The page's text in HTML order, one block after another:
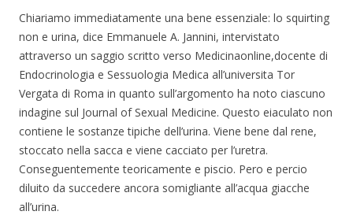
Chiariamo immediatamente una bene essenziale: lo squirting
non e urina, dice Emmanuele A. Jannini, intervistato
attraverso un saggio scritto verso Medicinaonline,docente di
Endocrinologia e Sessuologia Medica all’universita Tor
Vergata di Roma in quanto sull’argomento ha noto ciascuno
indagine sul Journal of Sexual Medicine. Questo eiaculato non
contiene le sostanze tipiche dell’urina. Viene bene dal rene,
stoccato nella sacca e viene cacciato per l’uretra.
Conseguentemente teoricamente e piscio. Pero e percio
diluito da succedere ancora somigliante all’acqua giacche
all’urina.